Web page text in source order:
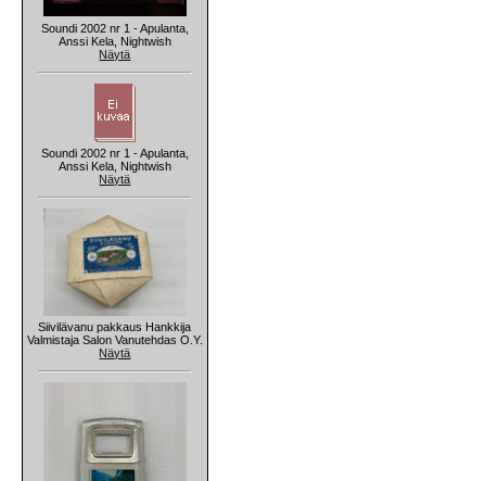
Soundi 2002 nr 1 - Apulanta,
Anssi Kela, Nightwish
Näytä
Soundi 2002 nr 1 - Apulanta,
Anssi Kela, Nightwish
Näytä
Siivilävanu pakkaus Hankkija
Valmistaja Salon Vanutehdas O.Y.
Näytä